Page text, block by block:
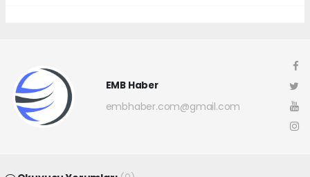
EMB Haber
embhaber.com@gmail.com